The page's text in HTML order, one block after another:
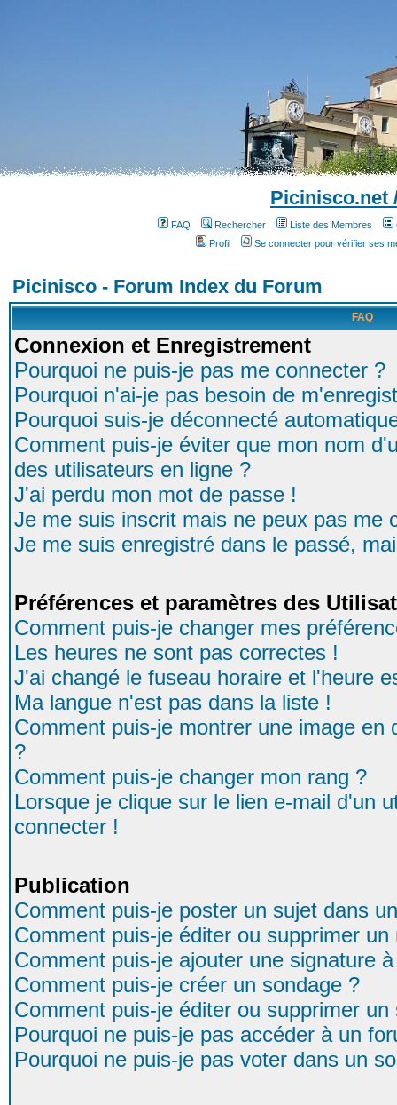
Picinisco.net
FAQ Rechercher Liste des Membres
Profil
Se connecter pour vérifier ses
Picinisco - Forum Index du Forum
FAQ
Connexion et Enregistrement
Pourquoi ne puis-je pas me connecter ?
Pourquoi n'ai-je pas besoin de
Pourquoi suis-je déconnecté
Comment puis-je éviter que mon nom
des utilisateurs en ligne ?
J'ai perdu mon mot de passe !
Je me suis inscrit mais ne peux pas me
Je me suis enregistré dans le passé,
Préférences et paramètres des
Comment puis-je changer mes
Les heures ne sont pas correctes !
J'ai changé le fuseau horaire et l'heure
Ma langue n'est pas dans la liste !
Comment puis-je montrer une image
?
Comment puis-je changer mon rang ?
Lorsque je clique sur le lien e-mail d'un
connecter !
Publication
Comment puis-je poster un sujet dans
Comment puis-je éditer ou supprimer un
Comment puis-je ajouter une signature
Comment puis-je créer un sondage ?
Comment puis-je éditer ou supprimer un
Pourquoi ne puis-je pas accéder à un
Pourquoi ne puis-je pas voter dans un